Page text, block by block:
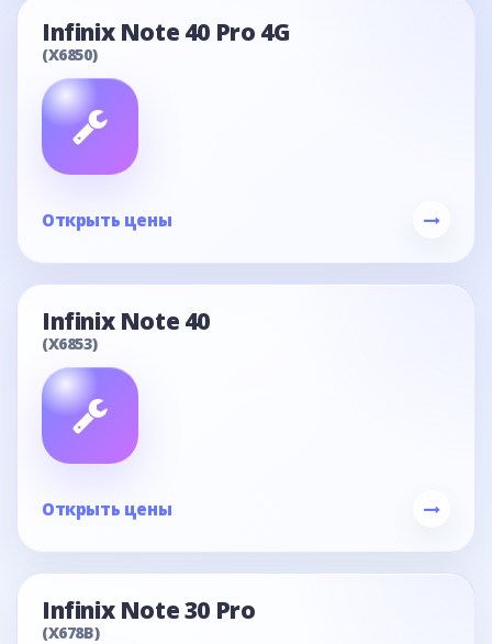
Infinix Note 40 Pro 4G
(X6850)
Открыть цены
Infinix Note 40
(X6853)
Открыть цены
Infinix Note 30 Pro
(X678B)